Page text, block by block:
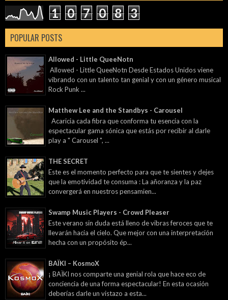
1 0 7 0 8 3
POPULAR POSTS
Allowed - Little QueeNotn
Allowed - Little QueeNotn Desde Estados Unidos viene
vibrando con un talento tan genial y con un género musical
Rock Punk ...
Matthew Lee and the Standbys - Carousel
Acaricia cada fibra que conforma tu esencia con la
espectacular gama sónica que estás por recibir al darle
play a " Carousel ", ...
THE SECRET
Este es el momento perfecto para que te sientes y dejes
que la emotividad te consuma : La añoranza y la paz
convergerá en nuestros pensamien...
Swamp Music Players - Crowd Pleaser
Este verano sin duda está lleno de vibras feroces que te
llevarán hacia el cielo. Que mejor con una interpretación
hecha con un propósito ép...
BAÏKI – KosmoX
¡ BAÏKI nos comparte una genial rola que hace eco de
conciencia de una forma espectacular! En esta ocasión
deberías darle un vistazo a esta...